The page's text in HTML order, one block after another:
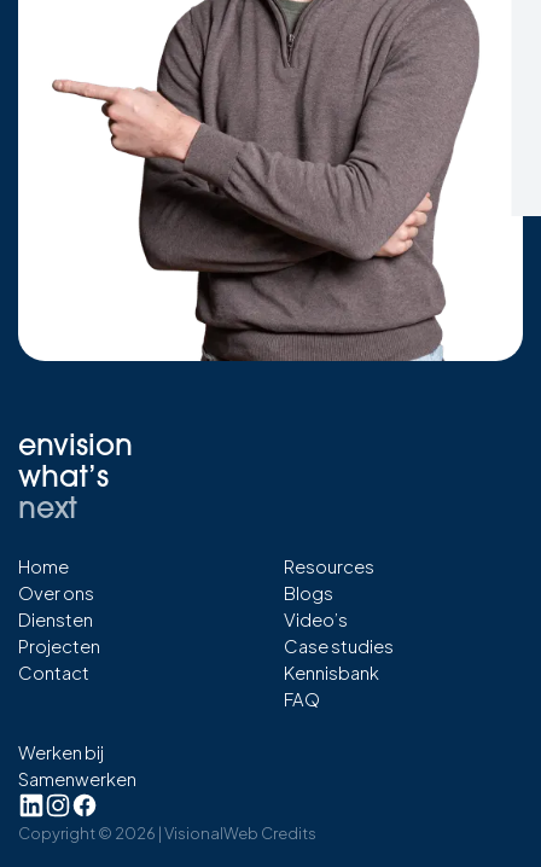
envision
what’s
next
Home
Over ons
Diensten
Projecten
Contact
Resources
Blogs
Video’s
Case studies
Kennisbank
FAQ
Werken bij
Samenwerken
Copyright © 2026 | VisionalWeb Credits